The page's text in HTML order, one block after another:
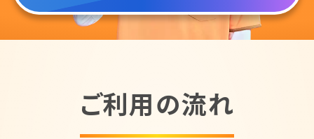
ご利用の流れ